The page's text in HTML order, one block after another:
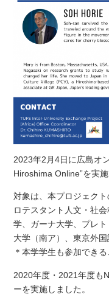
2023年2月4日に広島オ
Hiroshima Online”を実施
対象は、本プロジェク
ロテスタント人文・社
学、ガーナ大学、プレ
大学（南ア）、東京外国
＊本学学生も参加でき
2020年度・2021年度も
ーを実施しました。